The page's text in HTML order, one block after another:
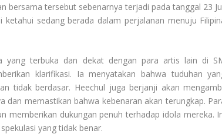
bersama tersebut sebenarnya terjadi pada tanggal 23
sedang berada dalam perjalanan menuju
yang terbuka dan dekat dengan para artis lain di
klarifikasi. Ia menyatakan bahwa tuduhan
tidak berdasar. Heechul juga berjanji akan
memastikan bahwa kebenaran akan terungkap.
memberikan dukungan penuh terhadap idola mereka.
yang tidak benar.